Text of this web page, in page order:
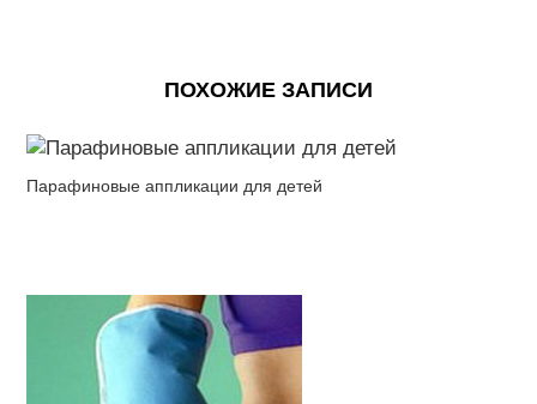
ПОХОЖИЕ ЗАПИСИ
Парафиновые аппликации для детей